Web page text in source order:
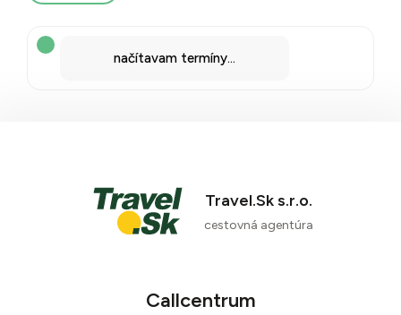
načítavam termíny...
Travel.Sk s.r.o.
cestovná agentúra
Callcentrum